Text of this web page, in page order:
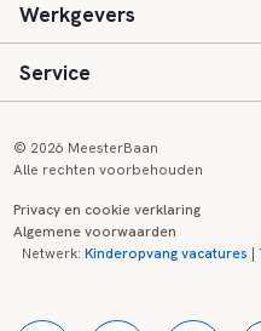
Speciaal (basis) onderwijs
Voortgezet onderwijs
Kinderopvang
Aanmelden
Vacatures
Zij-instroom informatie
Werkgevers
Inloggen
Registreren
Service
Onderwijs links
© 2026 MeesterBaan
Alle rechten voorbehouden
Privacy en cookie verklaring
Algemene voorwaarden
Netwerk:Kinderopvang vacatures |